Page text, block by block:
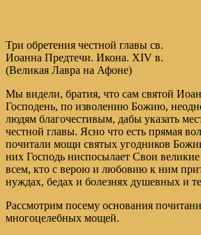
Три обретения честной главы св.
Иоанна Предтечи. Икона. XIV в.
(Великая Лавра на Афоне)
Мы видели, братия, что сам святой
Господень, по изволению Божию,
людям благочестивым, дабы указать
честной главы. Ясно что есть прямая
почитали мощи святых угодников
них Господь ниспосылает Свои
всем, кто с верою и любовию к ним
нуждах, бедах и болезнях душевных и
Рассмотрим посему основания
многоцелебных мощей.